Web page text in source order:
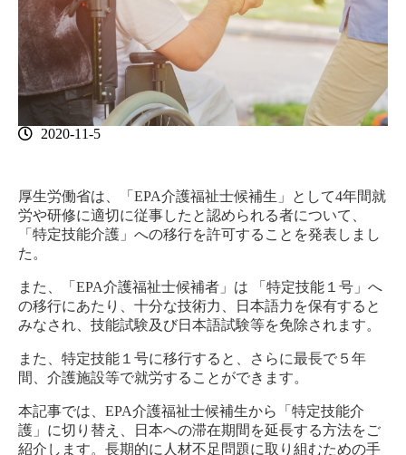
2020-11-5
厚生労働省は、「EPA介護福祉士候補生」として4年間就
労や研修に適切に従事したと認められる者について、
「特定技能介護」への移行を許可することを発表しまし
た。
また、「EPA介護福祉士候補者」は 「特定技能１号」へ
の移行にあたり、十分な技術力、日本語力を保有すると
みなされ、技能試験及び日本語試験等を免除されます。
また、特定技能１号に移行すると、さらに最長で５年
間、介護施設等で就労することができます。
本記事では、EPA介護福祉士候補生から「特定技能介
護」に切り替え、日本への滞在期間を延長する方法をご
紹介します。長期的に人材不足問題に取り組むための手